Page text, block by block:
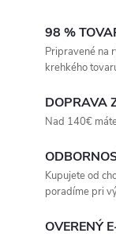
98 %
Pripravené na
krehkého
DOPRAVA
Nad 140€
Kupujete od
poradíme pri
OVERENÝ